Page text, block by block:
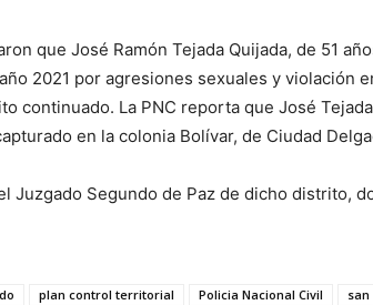
que José Ramón Tejada Quijada, de 51
2021 por agresiones sexuales y violación
continuado. La PNC reporta que José
en la colonia Bolívar, de Ciudad
Juzgado Segundo de Paz de dicho distrito,
plan control territorial Policia Nacional Civil